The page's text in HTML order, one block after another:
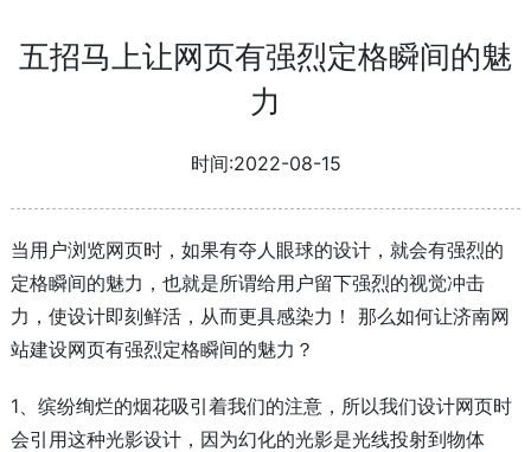
五招马上让网页有强烈定格瞬间的魅
力
时间:2022-08-15
当用户浏览网页时，如果有夺人眼球的设计，就会有强烈的
定格瞬间的魅力，也就是所谓给用户留下强烈的视觉冲击
力，使设计即刻鲜活，从而更具感染力！ 那么如何让济南网
站建设网页有强烈定格瞬间的魅力？
1、缤纷绚烂的烟花吸引着我们的注意，所以我们设计网页时
会引用这种光影设计，因为幻化的光影是光线投射到物体